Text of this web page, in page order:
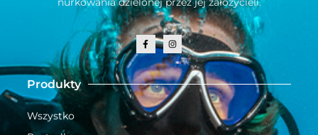
Produkty
Wszystko